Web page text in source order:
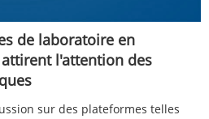
de laboratoire en
l'attention des
sur des plateformes telles